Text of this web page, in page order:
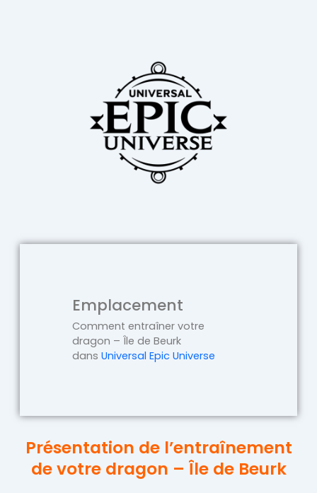
Emplacement
Comment entraîner votre
dragon – Île de Beurk
dans Universal Epic Universe
Présentation de l’entraînement
de votre dragon – Île de Beurk